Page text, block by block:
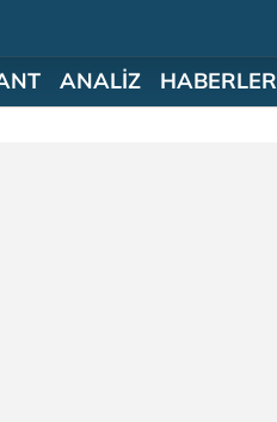
ANALİZ HABERLER